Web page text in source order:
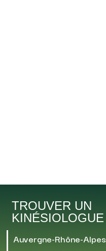
TROUVER UN
KINÉSIOLOGUE
Auvergne-Rhône-Alpes